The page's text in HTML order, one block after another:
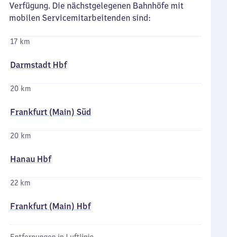
Verfügung. Die nächstgelegenen Bahnhöfe mit
mobilen Servicemitarbeitenden sind:
17 km
Darmstadt Hbf
20 km
Frankfurt (Main) Süd
20 km
Hanau Hbf
22 km
Frankfurt (Main) Hbf